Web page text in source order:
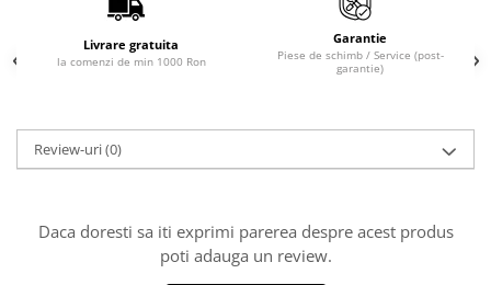
Masini de gaurit si frezat
Masini de gaurit cu freza
Masini de frezat cu batiu
Masini de frezat multifunctionale
Masini de slefuit metal
Livrare gratuita
la comenzi de min 1000 Ron
Garantie
Piese de schimb / Service (post-
garantie)
Review-uri(0)
Daca doresti sa iti exprimi parerea despre acest produs
poti adauga un review.